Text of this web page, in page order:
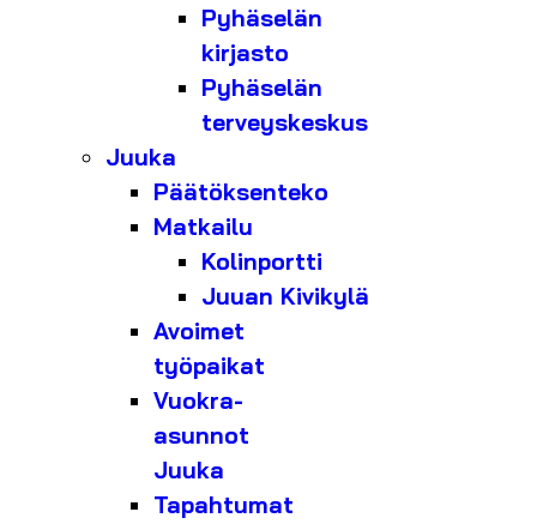
Pyhäselän
kirjasto
Pyhäselän
terveyskeskus
Juuka
Päätöksenteko
Matkailu
Kolinportti
Juuan Kivikylä
Avoimet
työpaikat
Vuokra-
asunnot
Juuka
Tapahtumat